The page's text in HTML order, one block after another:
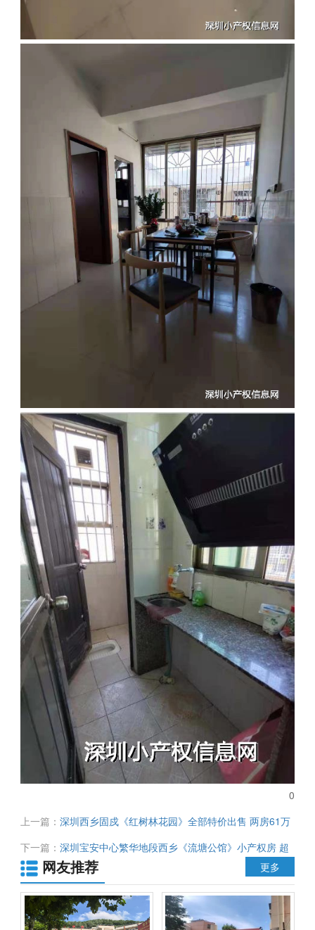
0
上一篇：深圳西乡固戍《红树林花园》全部特价出售 两房61万
三房85万 户户大阳台 居家首选
下一篇：深圳宝安中心繁华地段西乡《流塘公馆》小产权房 超
值物业 一梯四户 总价65万起
网友推荐 更多